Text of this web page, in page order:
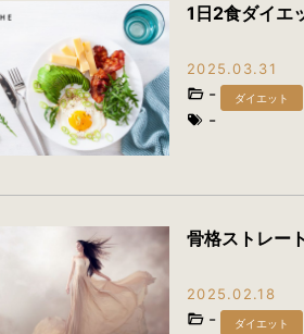
1日2食ダイエ
2025.03.31
- ダイエット
-
骨格ストレー
2025.02.18
- ダイエット